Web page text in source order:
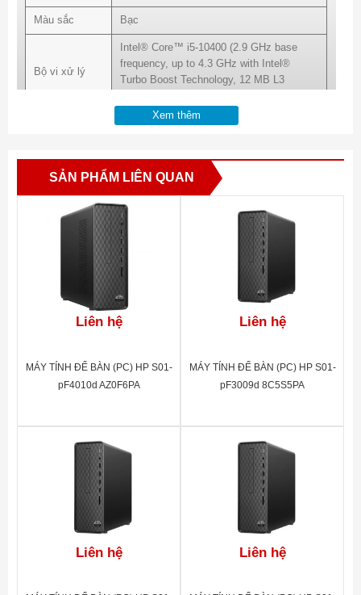
Màu sắc Bạc
Bộ vi xử lý
Intel® Core™ i5-10400 (2.9 GHz base
frequency, up to 4.3 GHz with Intel®
Turbo Boost Technology, 12 MB L3
8 GB DDR4-2666 SDRAM (1 x 8 GB)
1 TB 7200 rpm SATA HDD
Chipset Main Intel® H470
Ổ đĩa quang DVD-RW
310 W
HP USB Black wired keyboard
HP USB Black wired mouse
NVIDIA® GeForce® GT 730 (2 GB
Âm thanh 5.1 surround sound
Cổng kết nối
headphone/microphone combo
4 USB 2.0 Type-A; 1 audio-in; 1 audio-out;
Kích thước
Trọng lượng
Windows 10 Home Single Language 64
Bảo Hành
Xem thêm
SẢN PHẨM LIÊN QUAN
Liên hệ
MÁY TÍNH ĐỂ BÀN (PC) HP S01-
pF4010d AZ0F6PA
Liên hệ
MÁY TÍNH ĐỂ BÀN (PC) HP S01-
pF3009d 8C5S5PA
Liên hệ Liên hệ